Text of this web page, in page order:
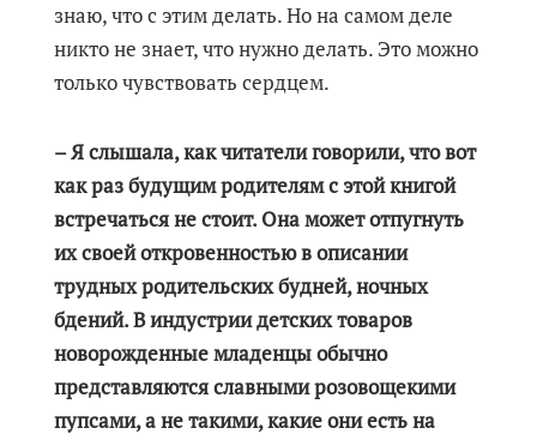
знаю, что с этим делать. Но на самом деле
никто не знает, что нужно делать. Это можно
только чувствовать сердцем.
– Я слышала, как читатели говорили, что вот
как раз будущим родителям с этой книгой
встречаться не стоит. Она может отпугнуть
их своей откровенностью в описании
трудных родительских будней, ночных
бдений. В индустрии детских товаров
новорожденные младенцы обычно
представляются славными розовощекими
пупсами, а не такими, какие они есть на